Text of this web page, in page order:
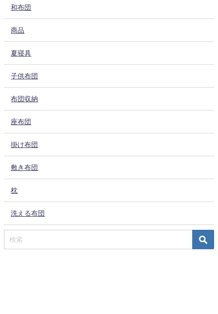
和布団
商品
夏寝具
子供布団
布団収納
座布団
掛け布団
敷き布団
枕
洗える布団